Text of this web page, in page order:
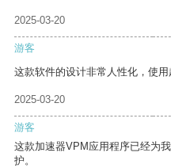
2025-03-20
游客
这款软件的设计非常人性化，使用
2025-03-20
游客
这款加速器VPM应用程序已经为
护。